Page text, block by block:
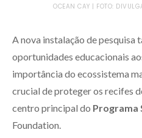
OCEAN CAY | FOTO:
A nova instalação de pesquisa
oportunidades educacionais
importância do ecossistema
crucial de proteger os recifes
centro principal do Programa
Foundation.